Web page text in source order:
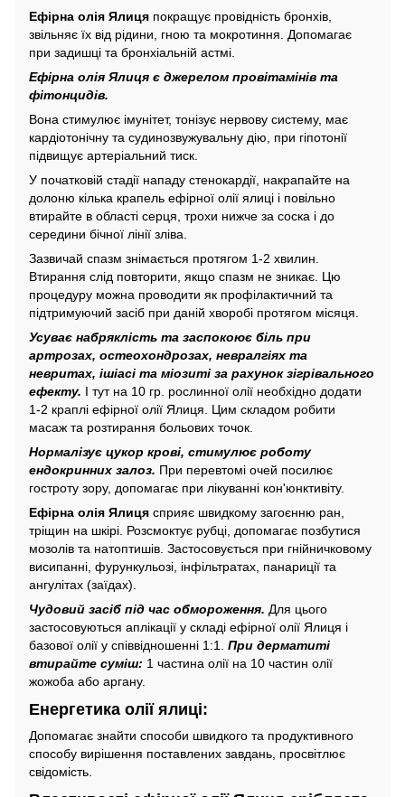
Ефірна олія Ялиця покращує провідність бронхів,
звільняє їх від рідини, гною та мокротиння. Допомагає
при задишці та бронхіальній астмі.
Ефірна олія Ялиця є джерелом провітамінів та
фітонцидів.
Вона стимулює імунітет, тонізує нервову систему, має
кардіотонічну та судинозвужувальну дію, при гіпотонії
підвищує артеріальний тиск.
У початковій стадії нападу стенокардії, накрапайте на
долоню кілька крапель ефірної олії ялиці і повільно
втирайте в області серця, трохи нижче за соска і до
середини бічної лінії зліва.
Зазвичай спазм знімається протягом 1-2 хвилин.
Втирання слід повторити, якщо спазм не зникає. Цю
процедуру можна проводити як профілактичний та
підтримуючий засіб при даній хворобі протягом місяця.
Усуває набряклість та заспокоює біль при
артрозах, остеохондрозах, невралгіях та
невритах, ішіасі та міозиті за рахунок зігрівального
ефекту. І тут на 10 гр. рослинної олії необхідно додати
1-2 краплі ефірної олії Ялиця. Цим складом робити
масаж та розтирання больових точок.
Нормалізує цукор крові, стимулює роботу
ендокринних залоз. При перевтомі очей посилює
гостроту зору, допомагає при лікуванні кон'юнктивіту.
Ефірна олія Ялиця сприяє швидкому загоєнню ран,
тріщин на шкірі. Розсмоктує рубці, допомагає позбутися
мозолів та натоптишів. Застосовується при гнійничковому
висипанні, фурункульозі, інфільтратах, панариції та
ангулітах (заїдах).
Чудовий засіб під час обмороження. Для цього
застосовуються аплікації у складі ефірної олії Ялиця і
базової олії у співвідношенні 1:1. При дерматиті
втирайте суміш: 1 частина олії на 10 частин олії
жожоба або аргану.
Енергетика олії ялиці:
Допомагає знайти способи швидкого та продуктивного
способу вирішення поставлених завдань, просвітлює
свідомість.